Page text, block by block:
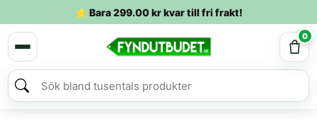
⭐ Bara299.00krkvar till fri frakt!
0